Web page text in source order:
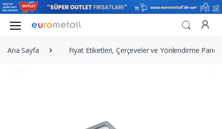
Ana Sayfa Fiyat Etiketleri, Çerçeveler ve Yönlendirme